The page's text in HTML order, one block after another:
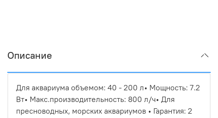
Описание
Для аквариума объемом: 40 - 200 л• Мощность: 7.2
Вт• Макс.производительность: 800 л/ч• Для
пресноводных, морских аквариумов • Гарантия: 2